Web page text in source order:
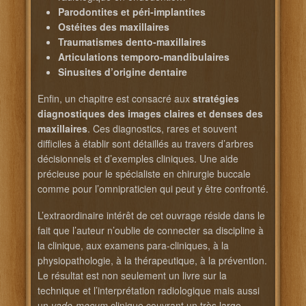
Parodontites et péri-implantites
Ostéites des maxillaires
Traumatismes dento-maxillaires
Articulations temporo-mandibulaires
Sinusites d’origine dentaire
Enfin, un chapitre est consacré aux stratégies
diagnostiques des images claires et denses des
maxillaires. Ces diagnostics, rares et souvent
difficiles à établir sont détaillés au travers d’arbres
décisionnels et d’exemples cliniques. Une aide
précieuse pour le spécialiste en chirurgie buccale
comme pour l’omnipraticien qui peut y être confronté.
L’extraordinaire intérêt de cet ouvrage réside dans le
fait que l’auteur n’oublie de connecter sa discipline à
la clinique, aux examens para-cliniques, à la
physiopathologie, à la thérapeutique, à la prévention.
Le résultat est non seulement un livre sur la
technique et l’interprétation radiologique mais aussi